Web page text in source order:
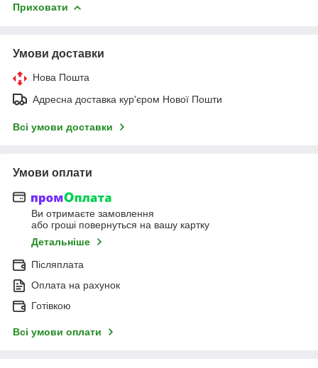
Приховати
Умови доставки
Нова Пошта
Адресна доставка кур'єром Нової Пошти
Всі умови доставки
Умови оплати
Ви отримаєте замовлення
або гроші повернуться на вашу картку
Детальніше
Післяплата
Оплата на рахунок
Готівкою
Всі умови оплати